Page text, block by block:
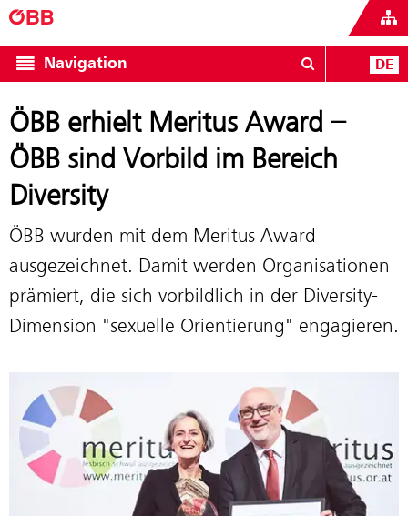
Navigation DE
ÖBB erhielt Meritus Award –
ÖBB sind Vorbild im Bereich
Diversity
ÖBB wurden mit dem Meritus Award
ausgezeichnet. Damit werden Organisationen
prämiert, die sich vorbildlich in der Diversity-
Dimension "sexuelle Orientierung" engagieren.